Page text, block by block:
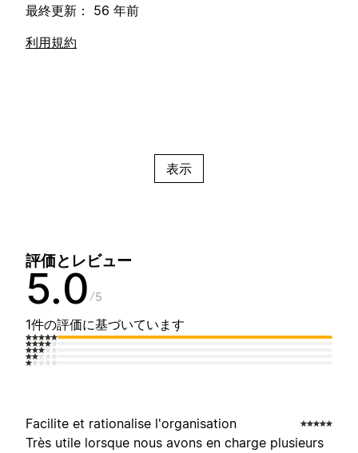
最終更新： 56 年前
利用規約
表示
評価とレビュー
5.0 5
1件の評価に基づいています
Facilite et rationalise l'organisation
Très utile lorsque nous avons en charge plusieurs